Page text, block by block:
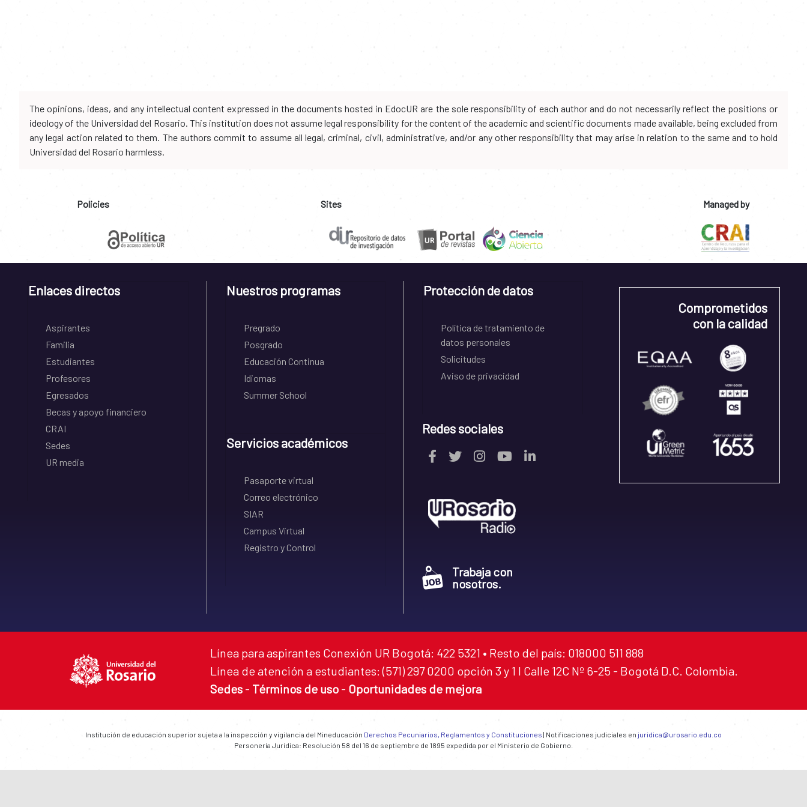
The opinions, ideas, and any intellectual content expressed in the documents hosted in EdocUR are the sole responsibility of each author and do not necessarily reflect the positions or
ideology of the Universidad del Rosario. This institution does not assume legal responsibility for the content of the academic and scientific documents made available, being excluded from
any legal action related to them. The authors commit to assume all legal, criminal, civil, administrative, and/or any other responsibility that may arise in relation to the same and to hold
Universidad del Rosario harmless.
Policies Sites Managed by
Enlaces directos
Aspirantes
Familia
Estudiantes
Profesores
Egresados
Becas y apoyo financiero
CRAI
Sedes
UR media
Nuestros programas
Pregrado
Posgrado
Educación Continua
Idiomas
Summer School
Servicios académicos
Pasaporte virtual
Correo electrónico
SIAR
Campus Virtual
Registro y Control
Protección de datos
Política de tratamiento de
datos personales
Solicitudes
Aviso de privacidad
Redes sociales
Trabaja con
nosotros.
Comprometidos
con la calidad
Línea para aspirantes Conexión UR Bogotá: 422 5321 • Resto del país: 018000 511 888
Línea de atención a estudiantes: (571) 297 0200 opción 3 y 1 I Calle 12C Nº 6-25 - Bogotá D.C. Colombia.
Sedes - Términos de uso - Oportunidades de mejora
Institución de educación superior sujeta a la inspección y vigilancia del Mineducación Derechos Pecuniarios, Reglamentos y Constituciones | Notificaciones judiciales en juridica@urosario.edu.co
Personería Jurídica: Resolución 58 del 16 de septiembre de 1895 expedida por el Ministerio de Gobierno.